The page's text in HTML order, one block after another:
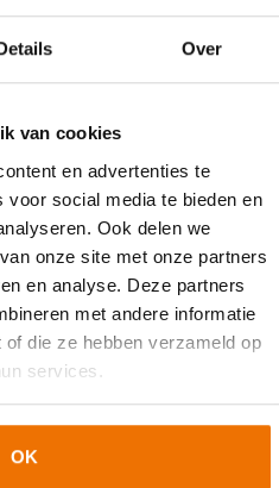
Over
van cookies
en advertenties te
voor social media te bieden en
Ook delen we
onze site met onze partners
en analyse. Deze partners
met andere informatie
die ze hebben verzameld op
services.
OK
alle chat-gegevens
encryption)
het oog op het
en veiligheid van
via Zoom.
aan privacy-
niet stil. Zij geeft aan dat
proactief privacy-issues
In een blogpost
dedicating the resources
and fix issues